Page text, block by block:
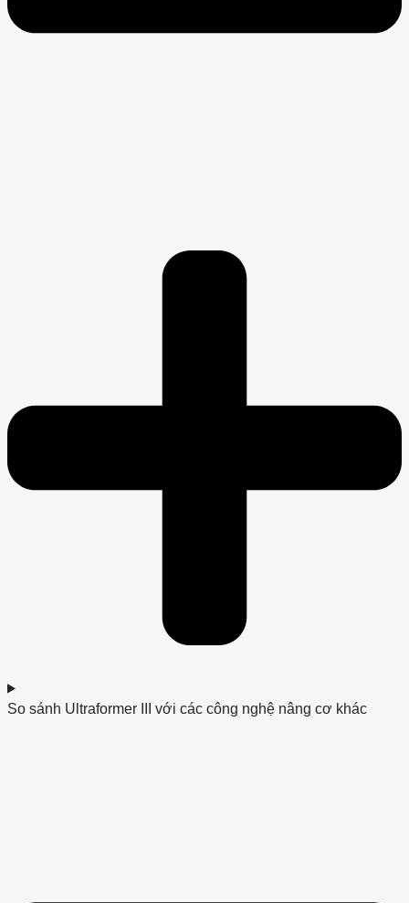
So sánh Ultraformer III với các công nghệ nâng cơ khác